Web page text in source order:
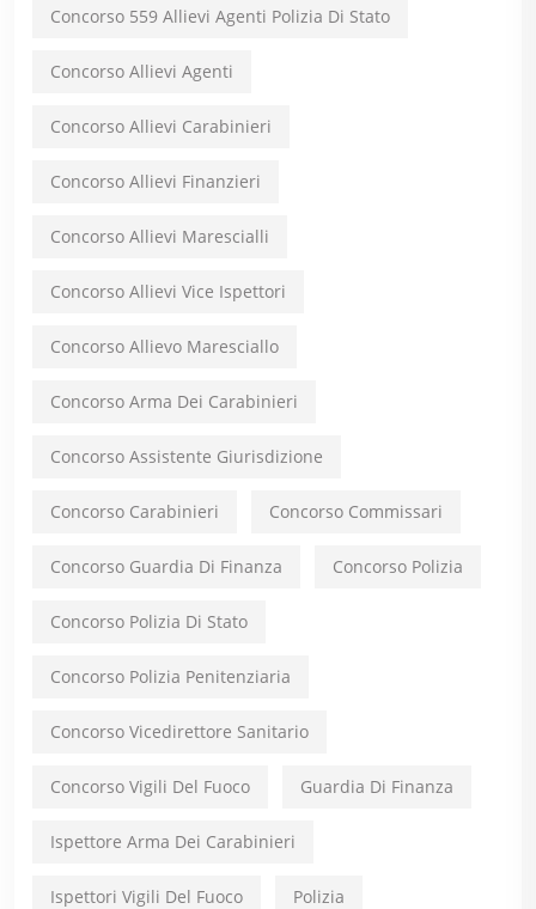
Concorso 559 Allievi Agenti Polizia Di Stato
Concorso Allievi Agenti
Concorso Allievi Carabinieri
Concorso Allievi Finanzieri
Concorso Allievi Marescialli
Concorso Allievi Vice Ispettori
Concorso Allievo Maresciallo
Concorso Arma Dei Carabinieri
Concorso Assistente Giurisdizione
Concorso Carabinieri Concorso Commissari
Concorso Guardia Di Finanza Concorso Polizia
Concorso Polizia Di Stato
Concorso Polizia Penitenziaria
Concorso Vicedirettore Sanitario
Concorso Vigili Del Fuoco Guardia Di Finanza
Ispettore Arma Dei Carabinieri
Ispettori Vigili Del Fuoco Polizia